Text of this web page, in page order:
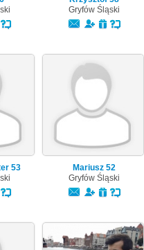
Gryfów Śląski
53
Mariusz 52
Gryfów Śląski